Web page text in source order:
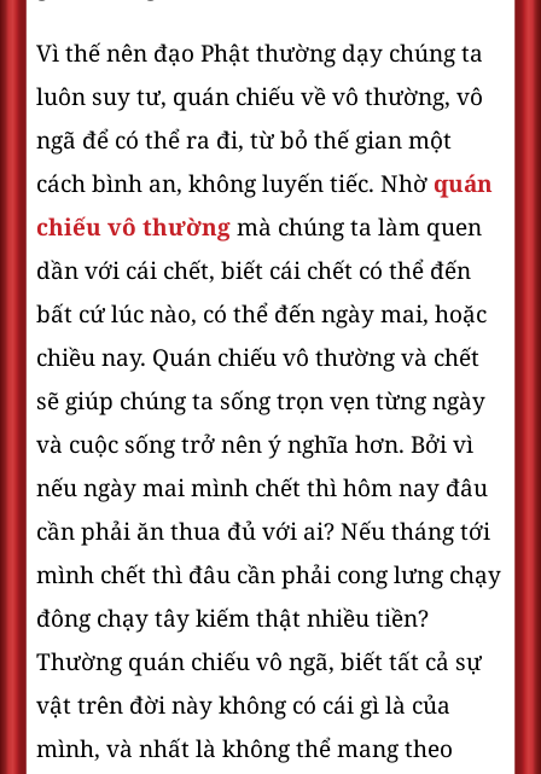
Vì thế nên đạo Phật thường dạy chúng ta
luôn suy tư, quán chiếu về vô thường, vô
ngã để có thể ra đi, từ bỏ thế gian một
cách bình an, không luyến tiếc. Nhờ quán
chiếuvô thườngmà chúng ta làm quen
dần với cái chết, biết cái chết có thể đến
bất cứ lúc nào, có thể đến ngày mai, hoặc
chiều nay. Quán chiếu vô thường và chết
sẽ giúp chúng ta sống trọn vẹn từng ngày
và cuộc sống trở nên ý nghĩa hơn. Bởi vì
nếu ngày mai mình chết thì hôm nay đâu
cần phải ăn thua đủ với ai? Nếu tháng tới
mình chết thì đâu cần phải cong lưng chạy
đông chạy tây kiếm thật nhiều tiền?
Thường quán chiếu vô ngã, biết tất cả sự
vật trên đời này không có cái gì là của
mình, và nhất là không thể mang theo